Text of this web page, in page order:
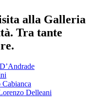
alla Galleria
Tra tante
Delleani